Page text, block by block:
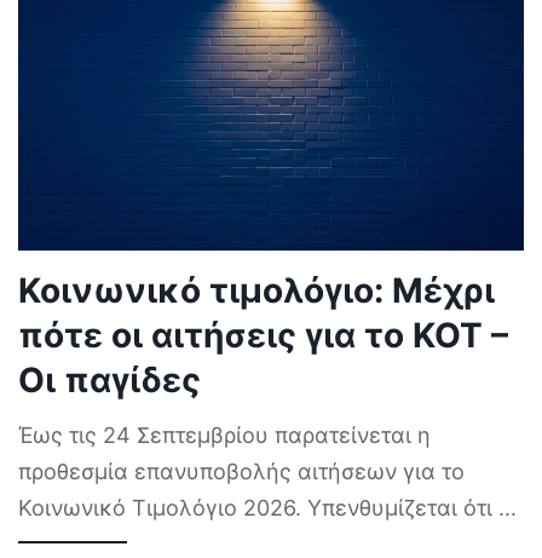
Κοινωνικό τιμολόγιο: Μέχρι
πότε οι αιτήσεις για το ΚΟΤ –
Οι παγίδες
Έως τις 24 Σεπτεμβρίου παρατείνεται η
προθεσμία επανυποβολής αιτήσεων για το
Κοινωνικό Τιμολόγιο 2026. Υπενθυμίζεται ότι ...